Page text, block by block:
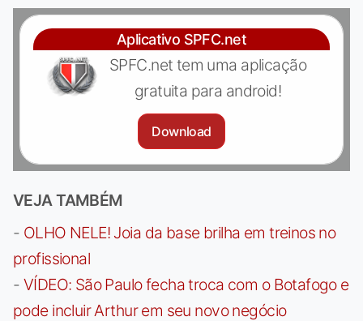
Aplicativo SPFC.net
SPFC.net tem uma aplicação
gratuita para android!
Download
VEJA TAMBÉM
- OLHO NELE! Joia da base brilha em treinos no
profissional
- VÍDEO: São Paulo fecha troca com o Botafogo e
pode incluir Arthur em seu novo negócio